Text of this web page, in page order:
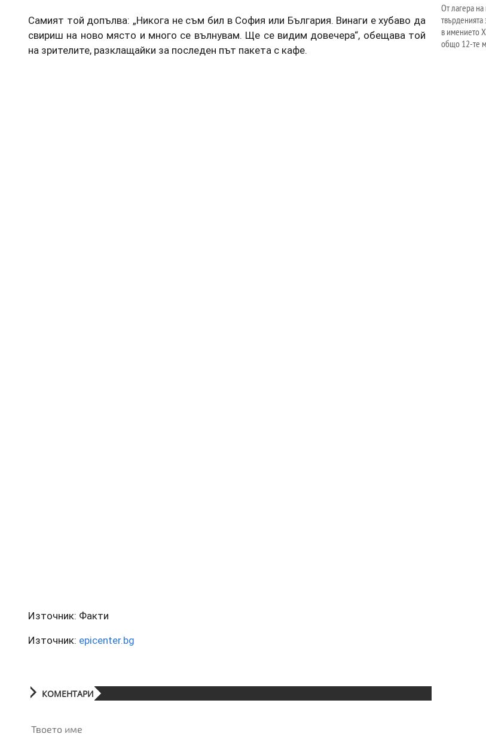
Самият той допълва: „Никога не съм бил в София или България. Винаги е хубаво да
свириш на ново място и много се вълнувам. Ще се видим довечера“, обещава той
на зрителите, разклащайки за последен път пакета с кафе.
Източник: Факти
Източник: epicenter.bg
КОМЕНТАРИ
Твоето име
От лагера
твърденията
в имението
общо 12-те